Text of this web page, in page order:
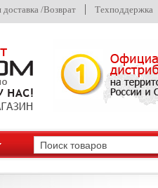
доставка /Возврат Техподдержка